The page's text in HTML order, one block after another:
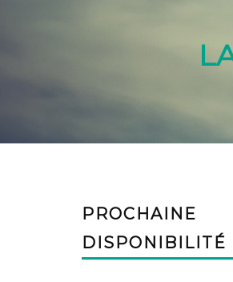
PROCHAINE
DISPONIBILITÉ